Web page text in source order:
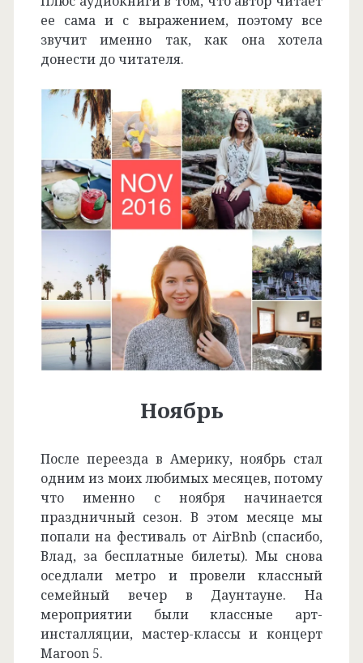
ее сама и с выражением, поэтому все
звучит именно так, как она хотела
донести до читателя.
Ноябрь
После переезда в Америку, ноябрь стал
одним из моих любимых месяцев, потому
что именно с ноября начинается
праздничный сезон. В этом месяце мы
попали на фестиваль от AirBnb (спасибо,
Влад, за бесплатные билеты). Мы снова
оседлали метро и провели классный
семейный вечер в Даунтауне. На
мероприятии были классные арт-
инсталляции, мастер-классы и концерт
Maroon 5.